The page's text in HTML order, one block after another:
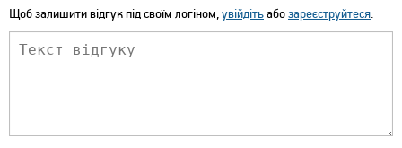
Щоб залишити відгук під своїм логіном,увійдітьабозареєструйтеся.